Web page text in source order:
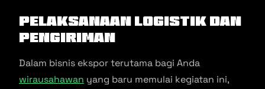
Pelaksanaan Logistik dan
Pengiriman
Dalam bisnis ekspor terutama bagi Anda
wirausahawan yang baru memulai kegiatan ini,